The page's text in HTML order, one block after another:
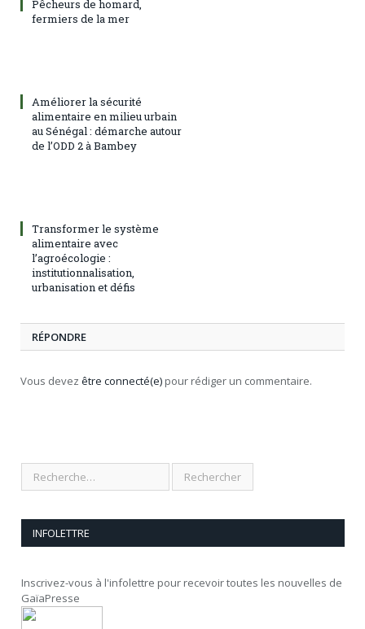
Pêcheurs de homard,
fermiers de la mer
Améliorer la sécurité
alimentaire en milieu urbain
au Sénégal : démarche autour
de l’ODD 2 à Bambey
Transformer le système
alimentaire avec
l’agroécologie :
institutionnalisation,
urbanisation et défis
RÉPONDRE
Vous devez être connecté(e) pour rédiger un commentaire.
INFOLETTRE
Inscrivez-vous à l'infolettre pour recevoir toutes les nouvelles de
GaïaPresse